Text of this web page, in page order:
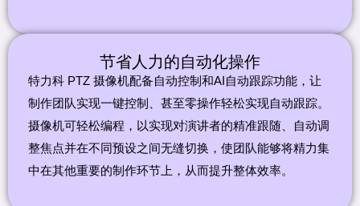
节省人力的自动化操作
特力科 PTZ 摄像机配备自动控制和AI自动跟踪功能，让
制作团队实现一键控制、甚至零操作轻松实现自动跟踪。
摄像机可轻松编程，以实现对演讲者的精准跟随、自动调
整焦点并在不同预设之间无缝切换，使团队能够将精力集
中在其他重要的制作环节上，从而提升整体效率。